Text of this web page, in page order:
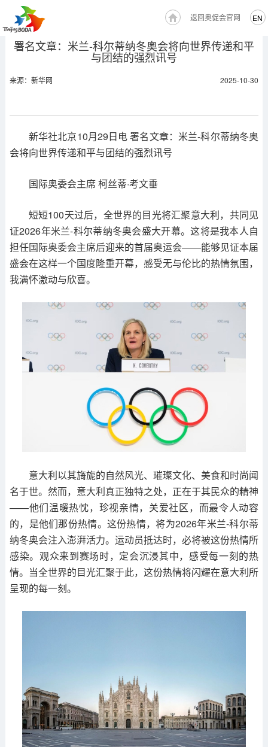
EN
返回奥促会官网
署名文章：米兰-科尔蒂纳冬奥会将向世界传递和平
与团结的强烈讯号
来源：新华网 2025-10-30
新华社北京10月29日电 署名文章：米兰-科尔蒂纳冬奥
会将向世界传递和平与团结的强烈讯号
国际奥委会主席 柯丝蒂·考文垂
短短100天过后，全世界的目光将汇聚意大利，共同见
证2026年米兰-科尔蒂纳冬奥会盛大开幕。这将是我本人自
担任国际奥委会主席后迎来的首届奥运会——能够见证本届
盛会在这样一个国度隆重开幕，感受无与伦比的热情氛围，
我满怀激动与欣喜。
意大利以其旖旎的自然风光、璀璨文化、美食和时尚闻
名于世。然而，意大利真正独特之处，正在于其民众的精神
——他们温暖热忱，珍视亲情，关爱社区，而最令人动容
的，是他们那份热情。这份热情，将为2026年米兰-科尔蒂
纳冬奥会注入澎湃活力。运动员抵达时，必将被这份热情所
感染。观众来到赛场时，定会沉浸其中，感受每一刻的热
情。当全世界的目光汇聚于此，这份热情将闪耀在意大利所
呈现的每一刻。